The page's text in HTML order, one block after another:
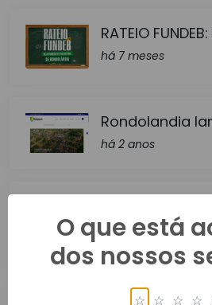
RATEIO FUNDEB:
há 7 meses
Rondolandia
há 2 anos
E...
O que está
dos nossos
☆ ☆ ☆ ☆